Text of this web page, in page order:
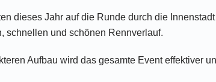
dieses Jahr auf die Runde durch die
schnellen und schönen Rennverlauf.
Aufbau wird das gesamte Event effektiver